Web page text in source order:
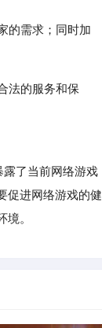
的需求；同时加
法的服务和保
了当前网络游戏
促进网络游戏的健
。